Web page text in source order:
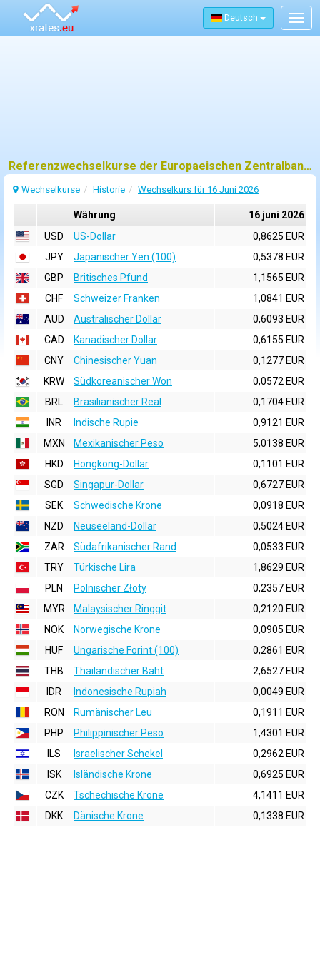
Deutsch
Referenzwechselkurse der Europaeischen Zentralbank (EZB) fuer 16 juni 2026
Wechselkurse Historie Wechselkurs für 16 Juni 2026
Währung
16 juni 2026
USD
US-Dollar
0,8625 EUR
JPY
Japanischer Yen (100)
0,5378 EUR
GBP
Britisches Pfund
1,1565 EUR
CHF
Schweizer Franken
1,0841 EUR
AUD
Australischer Dollar
0,6093 EUR
CAD
Kanadischer Dollar
0,6155 EUR
CNY
Chinesischer Yuan
0,1277 EUR
KRW
Südkoreanischer Won
0,0572 EUR
BRL
Brasilianischer Real
0,1704 EUR
INR
Indische Rupie
0,9121 EUR
MXN
Mexikanischer Peso
5,0138 EUR
HKD
Hongkong-Dollar
0,1101 EUR
SGD
Singapur-Dollar
0,6727 EUR
SEK
Schwedische Krone
0,0918 EUR
NZD
Neuseeland-Dollar
0,5024 EUR
ZAR
Südafrikanischer Rand
0,0533 EUR
TRY
Türkische Lira
1,8629 EUR
PLN
Polnischer Złoty
0,2357 EUR
MYR
Malaysischer Ringgit
0,2120 EUR
NOK
Norwegische Krone
0,0905 EUR
HUF
Ungarische Forint (100)
0,2861 EUR
THB
Thailändischer Baht
2,6527 EUR
IDR
Indonesische Rupiah
0,0049 EUR
RON
Rumänischer Leu
0,1911 EUR
PHP
Philippinischer Peso
1,4301 EUR
ILS
Israelischer Schekel
0,2962 EUR
ISK
Isländische Krone
0,6925 EUR
CZK
Tschechische Krone
4,1411 EUR
DKK
Dänische Krone 0,1338 EUR